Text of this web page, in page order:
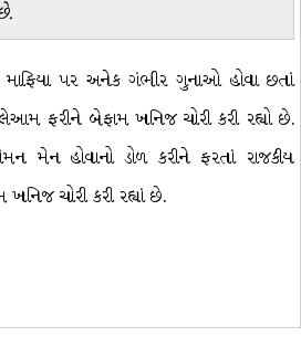
પર અનેક ગંભીર ગુનાઓ હોવા છતાં
ફરીને બેફામ ખનિજ ચોરી કરી રહ્યો છે.
મેન હોવાનો ડોળ કરીને ફરતાં રાજકીય
ચોરી કરી રહ્યાં છે.